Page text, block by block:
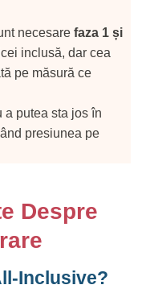
necesare faza 1 și
inclusă, dar cea
pe măsură ce
a putea sta jos în
presiunea pe
Despre
Inclusive?